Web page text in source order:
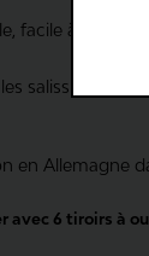
facile à
salissures et les
en Allemagne
avec 6 tiroirs à